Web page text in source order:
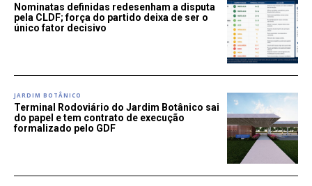
Nominatas definidas redesenham a disputa
pela CLDF; força do partido deixa de ser o
único fator decisivo
JARDIM BOTÂNICO
Terminal Rodoviário do Jardim Botânico sai
do papel e tem contrato de execução
formalizado pelo GDF